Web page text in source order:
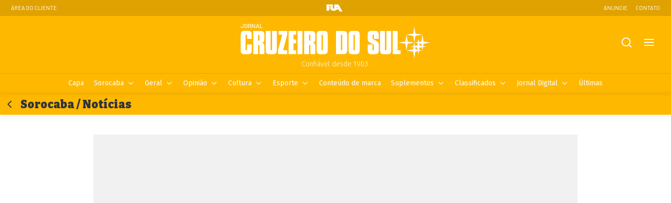
ÁREA DO CLIENTE ANUNCIE CONTATO
Confiável desde 1903.
Capa Sorocaba Geral Opinião Cultura Esporte Conteúdo de marca Suplementos Classificados Jornal Digital Últimas
Sorocaba / Notícias